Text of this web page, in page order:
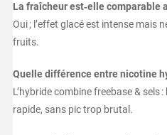
La fraîcheur est‑elle comparable
Oui ; l’effet glacé est intense mais
fruits.
Quelle différence entre nicotine
L’hybride combine freebase & sels
rapide, sans pic trop brutal.